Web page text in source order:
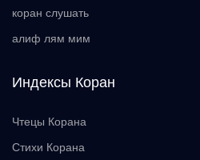
коран слушать
алиф лям мим
Индексы Коран
Чтецы Корана
Стихи Корана